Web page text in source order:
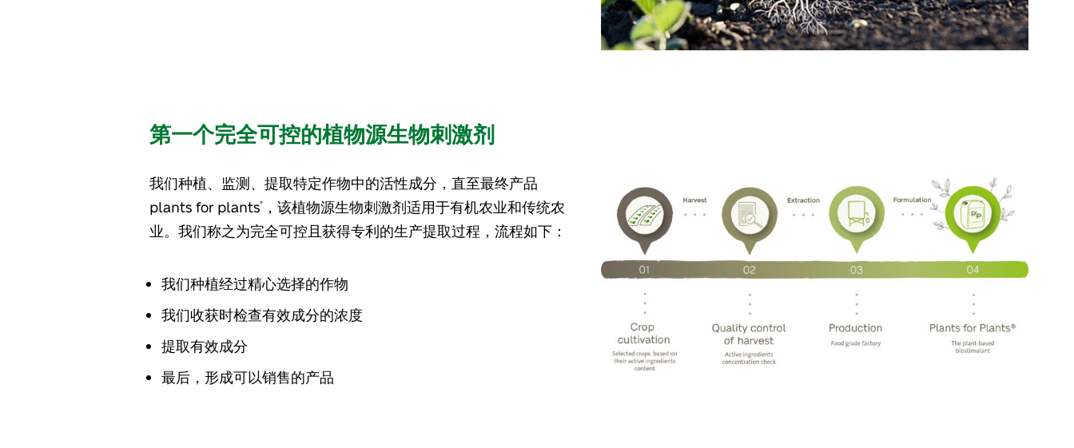
第一个完全可控的植物源生物刺激剂
我们种植、监测、提取特定作物中的活性成分，直至最终产品
plants for plants®
，该植物源生物刺激剂适用于有机农业和传统农
业。我们称之为完全可控且获得专利的生产提取过程，流程如下：
我们种植经过精心选择的作物
我们收获时检查有效成分的浓度
提取有效成分
最后，形成可以销售的产品